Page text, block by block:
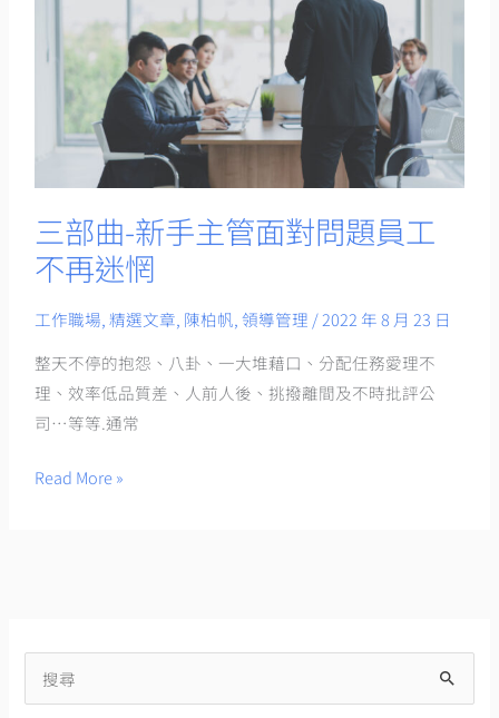
三部曲-新手主管面對問題員工
不再迷惘
工作職場,精選文章, 陳柏帆,領導管理 /2022 年 8 月 23 日
整天不停的抱怨、八卦、一大堆藉口、分配任務愛理不
理、效率低品質差、人前人後、挑撥離間及不時批評公
司…等等.通常
主
問
題
員
工
迷
惘
Read More »